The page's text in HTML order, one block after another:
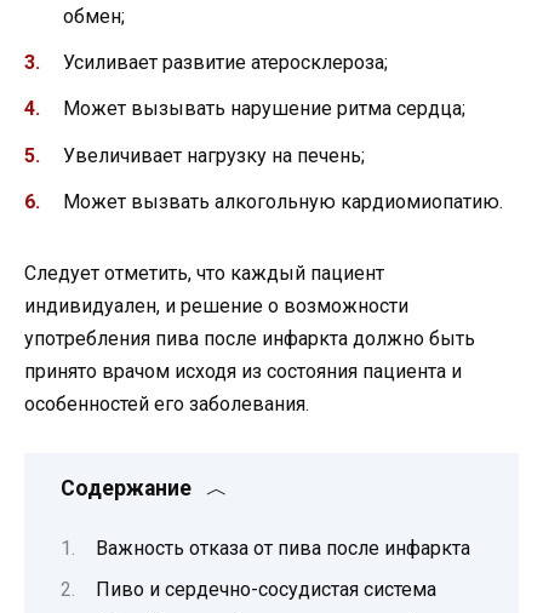
обмен;
Усиливает развитие атеросклероза;
Может вызывать нарушение ритма сердца;
Увеличивает нагрузку на печень;
Может вызвать алкогольную кардиомиопатию.
Следует отметить, что каждый пациент
индивидуален, и решение о возможности
употребления пива после инфаркта должно быть
принято врачом исходя из состояния пациента и
особенностей его заболевания.
Содержание
Важность отказа от пива после инфаркта
Пиво и сердечно-сосудистая система